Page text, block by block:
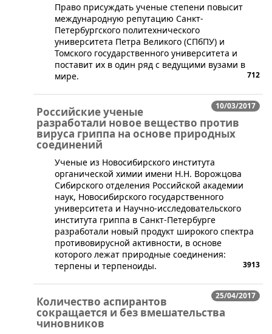
​Право присуждать ученые степени повысит
международную репутацию Санкт-
Петербургского политехнического
университета Петра Великого (СПбПУ) и
Томского государственного университета и
поставит их в один ряд с ведущими вузами в
мире.
712
10/03/2017
Российские ученые
разработали новое вещество против
вируса гриппа на основе природных
соединений
​Ученые из Новосибирского института
органической химии имени Н.Н. Ворожцова
Сибирского отделения Российской академии
наук, Новосибирского государственного
университета и Научно-исследовательского
института гриппа в Санкт-Петербурге
разработали новый продукт широкого спектра
противовирусной активности, в основе
которого лежат природные соединения:
терпены и терпеноиды.
3913
25/04/2017
Количество аспирантов
сокращается и без вмешательства
чиновников